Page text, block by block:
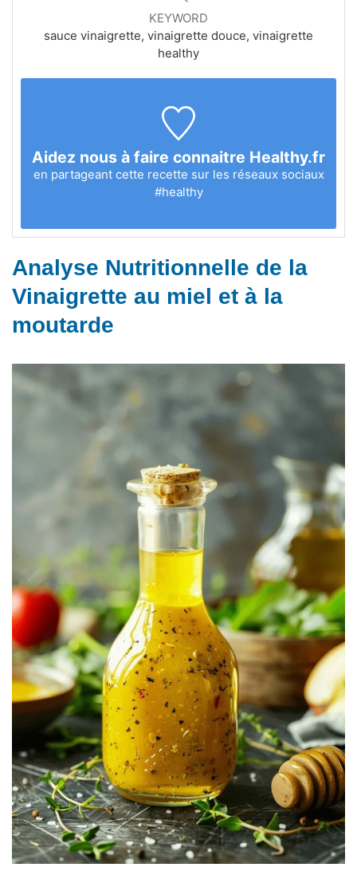
KEYWORD
sauce vinaigrette, vinaigrette douce, vinaigrette
healthy
Aidez nous à faire connaitre Healthy.fr
en partageant cette recette sur les réseaux sociaux
#healthy
Analyse Nutritionnelle de la
Vinaigrette au miel et à la
moutarde